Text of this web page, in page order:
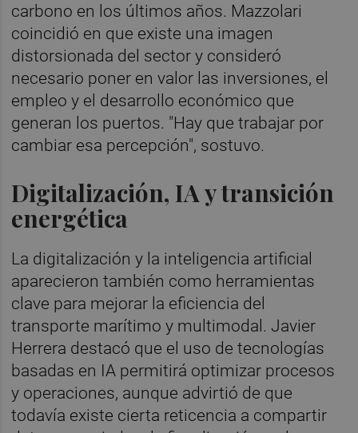
carbono en los últimos años. Mazzolari
coincidió en que existe una imagen
distorsionada del sector y consideró
necesario poner en valor las inversiones, el
empleo y el desarrollo económico que
generan los puertos. "Hay que trabajar por
cambiar esa percepción", sostuvo.
Digitalización, IA y transición
energética
La digitalización y la inteligencia artificial
aparecieron también como herramientas
clave para mejorar la eficiencia del
transporte marítimo y multimodal. Javier
Herrera destacó que el uso de tecnologías
basadas en IA permitirá optimizar procesos
y operaciones, aunque advirtió de que
todavía existe cierta reticencia a compartir